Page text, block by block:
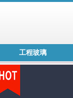
工程玻璃